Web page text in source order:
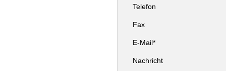
Telefon
Fax
E-Mail*
Nachricht